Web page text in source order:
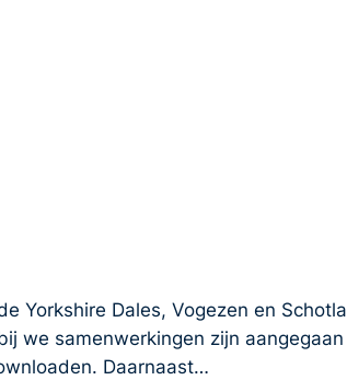
Yorkshire Dales, Vogezen en
we samenwerkingen zijn
Daarnaast…